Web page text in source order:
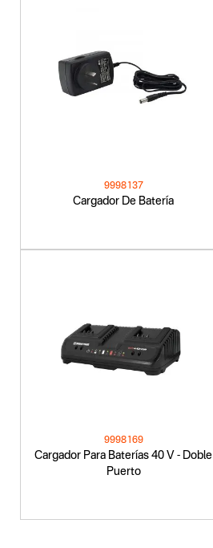
Cargador De Batería
9998137
Cargador Para Baterías 40 V - Doble
Puerto
9998169